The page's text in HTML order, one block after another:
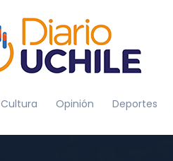
Cultura Opinión Deportes